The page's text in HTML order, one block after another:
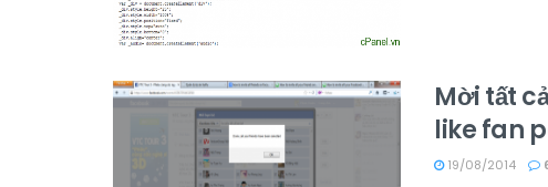
Mời tất
like fan
19/08/2014